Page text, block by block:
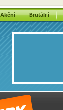
Akční Brutální